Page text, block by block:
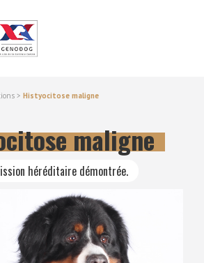
DE GÉNÉTIQUE
UNE RACE
LEXIQUE
> Histyocitose maligne
maligne
héréditaire démontrée.